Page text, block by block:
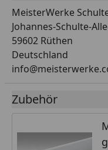
MeisterWerke
Johannes-Schulte-
59602 Rüthen
Deutschland
Zubehör